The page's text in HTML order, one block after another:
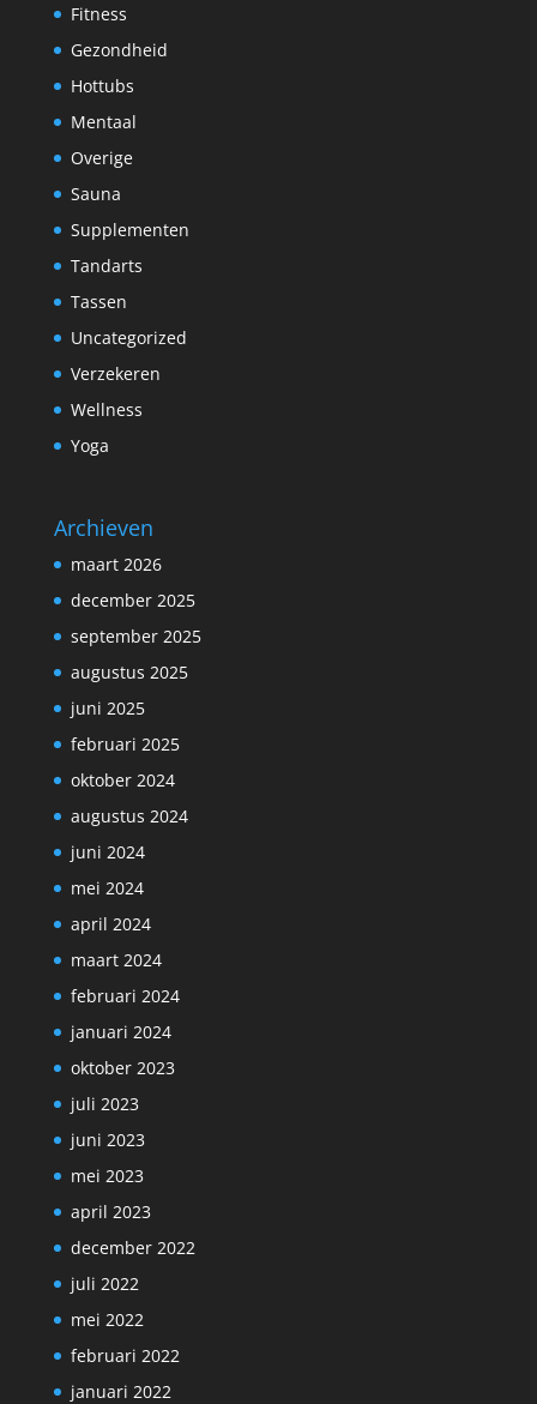
Fitness
Gezondheid
Hottubs
Mentaal
Overige
Sauna
Supplementen
Tandarts
Tassen
Uncategorized
Verzekeren
Wellness
Yoga
Archieven
maart 2026
december 2025
september 2025
augustus 2025
juni 2025
februari 2025
oktober 2024
augustus 2024
juni 2024
mei 2024
april 2024
maart 2024
februari 2024
januari 2024
oktober 2023
juli 2023
juni 2023
mei 2023
april 2023
december 2022
juli 2022
mei 2022
februari 2022
januari 2022